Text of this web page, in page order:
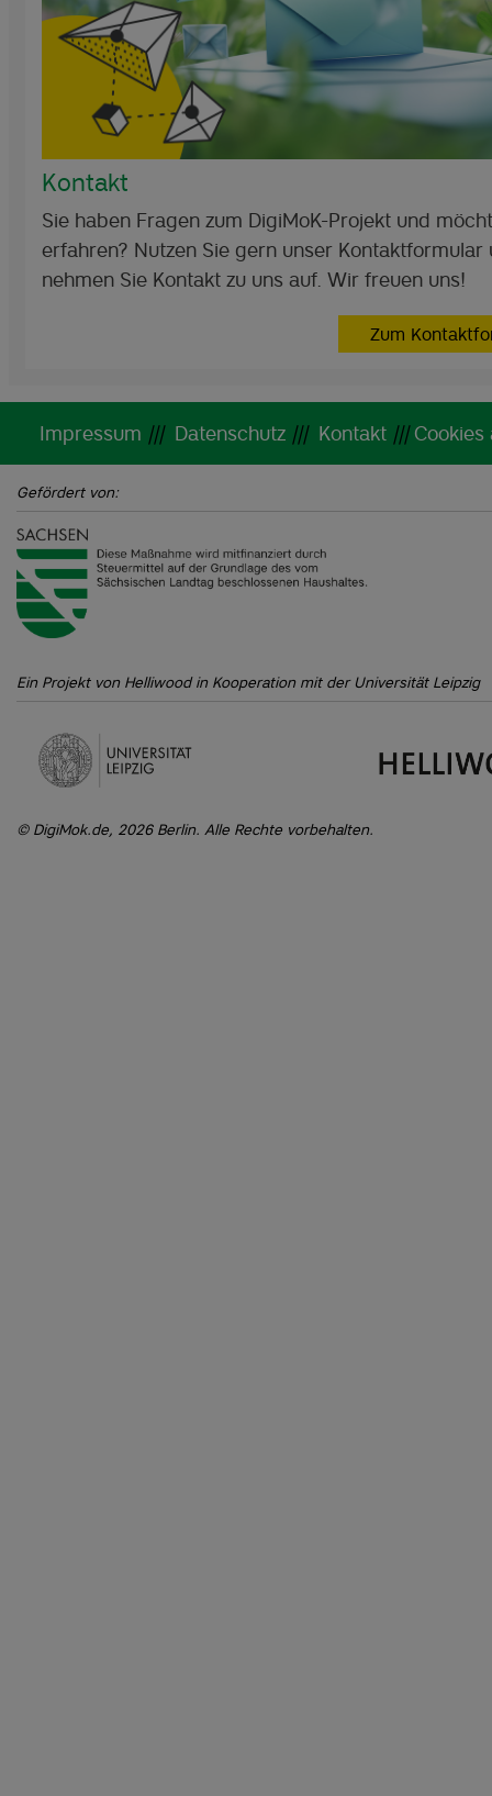
Kontakt
Sie haben Fragen zum DigiMoK-Projekt und
erfahren? Nutzen Sie gern unser Kontaktformular
nehmen Sie Kontakt zu uns auf. Wir freuen uns!
Zum
Impressum ||| Datenschutz||| Kontakt|||Cookies
Gefördert von:
Ein Projekt von Helliwood in Kooperation mit der Universität Leipzig
DigiMok.de, 2026 Berlin. Alle Rechte vorbehalten.